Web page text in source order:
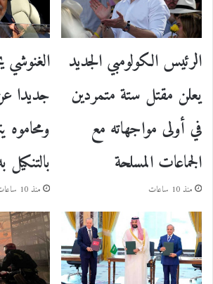
الرئيس الكولومبي الجديد
يعلن مقتل ستة متمردين
في أولى مواجهاته مع
الجماعات المسلحة
منذ 10 ساعات
جديدا
بالتنكيل
منذ 10 ساعات